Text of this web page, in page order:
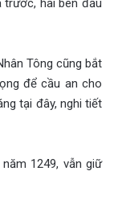
hai bên đầu
Tông cũng bắt
để cầu an cho
tại đây, nghi tiết
1249, vẫn giữ